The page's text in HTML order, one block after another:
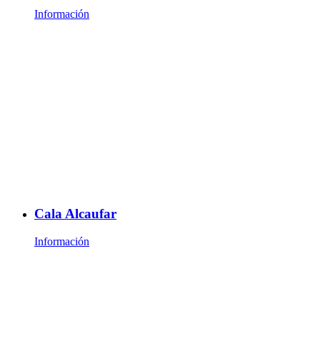
Información
Cala Alcaufar
Información